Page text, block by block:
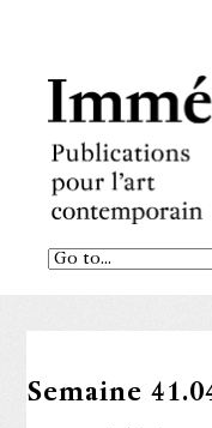
Semaine